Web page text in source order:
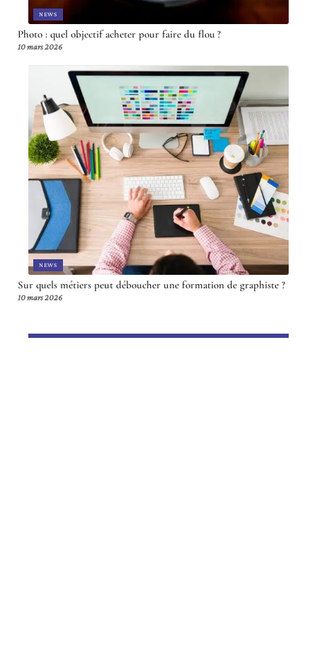
NEWS
Photo : quel objectif acheter pour faire du flou ?
10 mars 2026
NEWS
Sur quels métiers peut déboucher une formation de graphiste ?
10 mars 2026